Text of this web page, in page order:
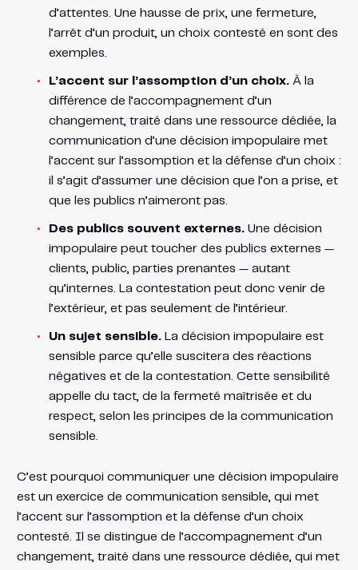
d’attentes. Une hausse de prix, une fermeture,
l’arrêt d’un produit, un choix contesté en sont des
exemples.
L’accent sur l’assomption d’un choix.À la
différence de l’accompagnement d’un
changement, traité dans une ressource dédiée, la
communication d’une décision impopulaire met
l’accent sur l’assomption et la défense d’un choix :
il s’agit d’assumer une décision que l’on a prise, et
que les publics n’aimeront pas.
Des publics souvent externes.Une décision
impopulaire peut toucher des publics externes —
clients, public, parties prenantes — autant
qu’internes. La contestation peut donc venir de
l’extérieur, et pas seulement de l’intérieur.
Un sujet sensible.La décision impopulaire est
sensible parce qu’elle suscitera des réactions
négatives et de la contestation. Cette sensibilité
appelle du tact, de la fermeté maîtrisée et du
respect, selon les principes de la communication
sensible.
C’est pourquoi communiquer une décision impopulaire
est un exercice de communication sensible, qui met
l’accent sur l’assomption et la défense d’un choix
contesté. Il se distingue de l’accompagnement d’un
changement, traité dans une ressource dédiée, qui met